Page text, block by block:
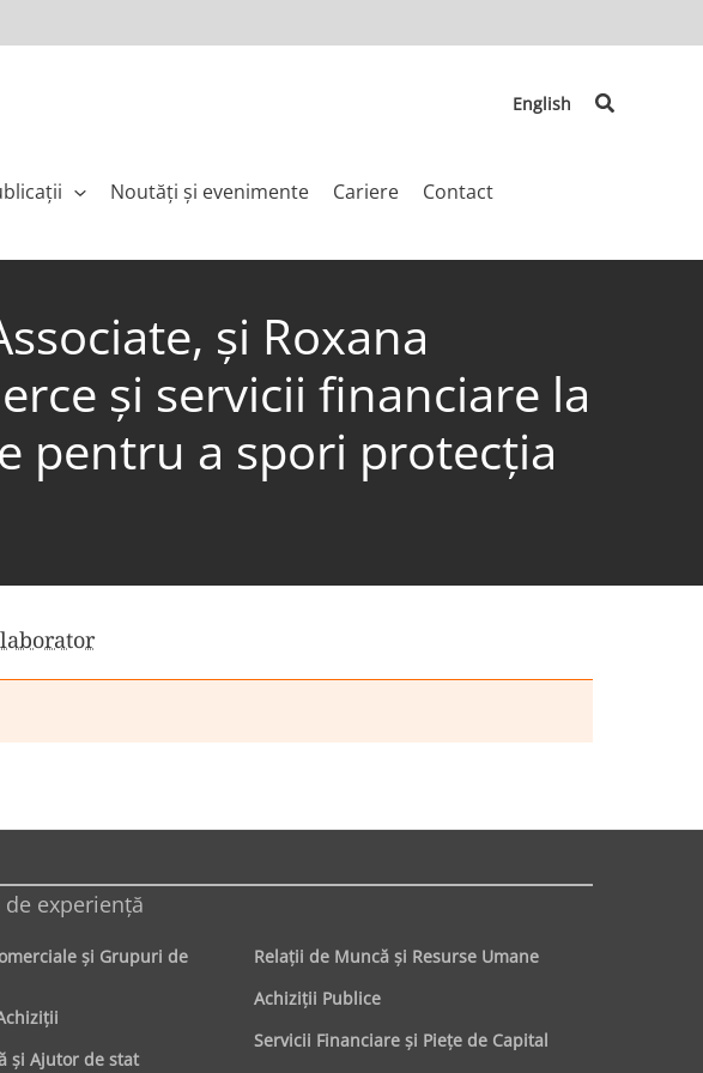
English Search
Noutăți și evenimente Cariere Contact
și Roxana
și servicii financiare la
pentru a spori protecția
experienţă
şi Grupuri de
şi Ajutor de stat
Relaţii de Muncă şi Resurse Umane
Achiziţii Publice
Servicii Financiare şi Pieţe de Capital